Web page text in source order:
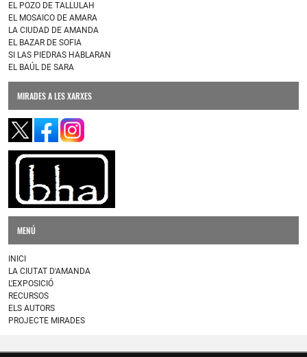
EL POZO DE TALLULAH
EL MOSAICO DE AMARA
LA CIUDAD DE AMANDA
EL BAZAR DE SOFIA
SI LAS PIEDRAS HABLARAN
EL BAÚL DE SARA
MIRADES A LES XARXES
MENÚ
INICI
LA CIUTAT D'AMANDA
L'EXPOSICIÓ
RECURSOS
ELS AUTORS
PROJECTE MIRADES